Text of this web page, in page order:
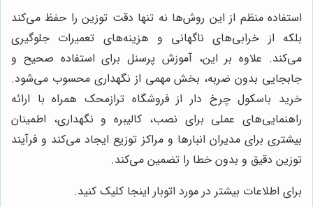
استفاده منظم از این روش‌ها نه تنها دقت توزین را حفظ می‌کند
بلکه از خرابی‌های ناگهانی و هزینه‌های تعمیرات جلوگیری
می‌کند. علاوه بر این، آموزش پرسنل برای استفاده صحیح و
جابجایی بدون ضربه، بخش مهمی از نگهداری محسوب می‌شود.
خرید باسکول چرخ دار از فروشگاه ترازمحک همراه با ارائه
راهنمایی‌های عملی برای نصب، کالیبره و نگهداری، اطمینان
بیشتری برای مدیران انبارها و مراکز توزیع ایجاد می‌کند و فرآیند
توزین دقیق و بدون خطا را تضمین می‌کند.
برای اطلاعات بیشتر در مورد اتوبار اینجا کلیک کنید.